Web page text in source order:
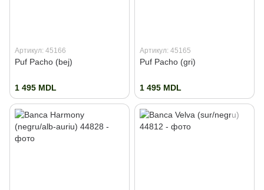
Артикул: 45166
Puf Pacho (bej)
1 495 MDL
Артикул: 45165
Puf Pacho (gri)
1 495 MDL